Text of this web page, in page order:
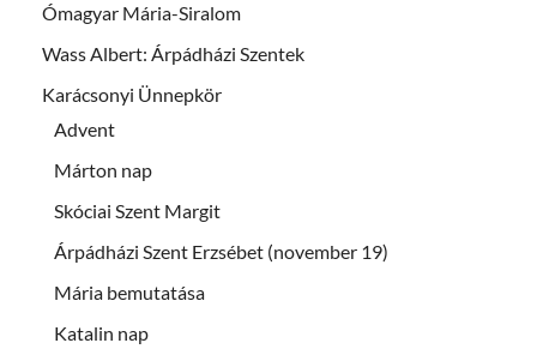
Ómagyar Mária-Siralom
Wass Albert: Árpádházi Szentek
Karácsonyi Ünnepkör
Advent
Márton nap
Skóciai Szent Margit
Árpádházi Szent Erzsébet (november 19)
Mária bemutatása
Katalin nap